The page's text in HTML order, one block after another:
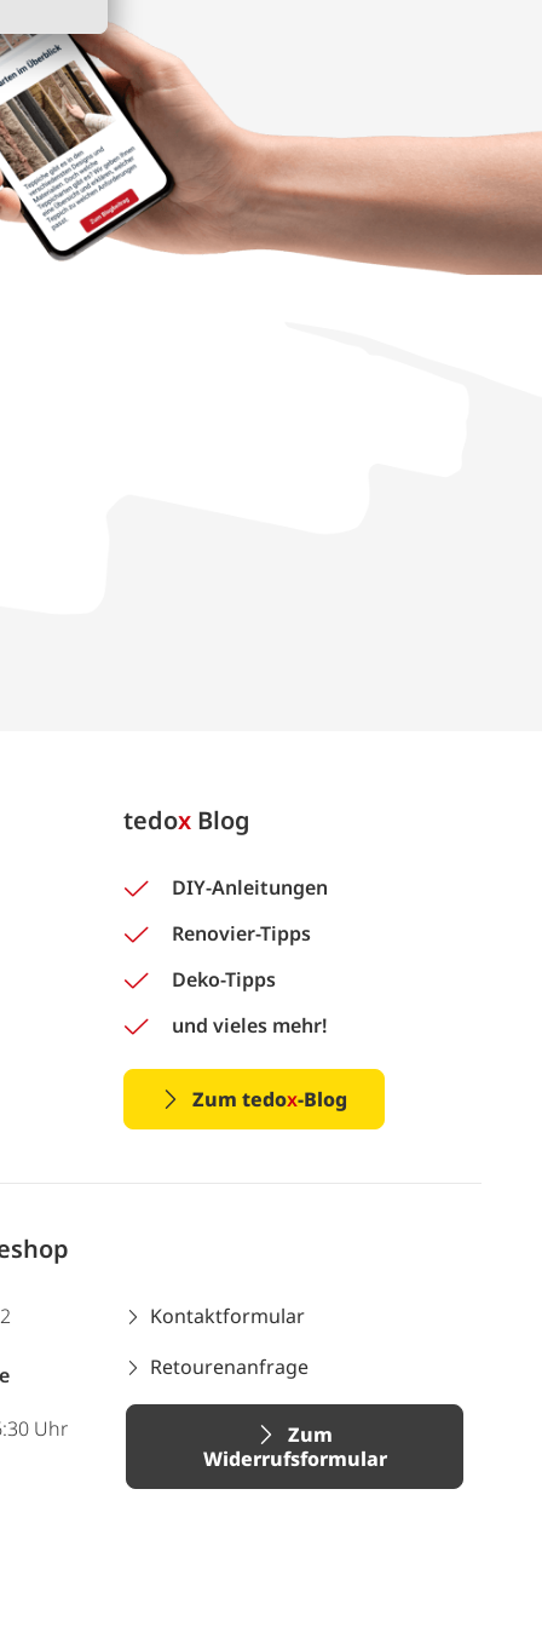
tedox Blog
DIY-Anleitungen
Renovier-Tipps
Deko-Tipps
und vieles mehr!
Zum tedox-Blog
Uhr
Kontaktformular
Retourenanfrage
Zum
Widerrufsformular